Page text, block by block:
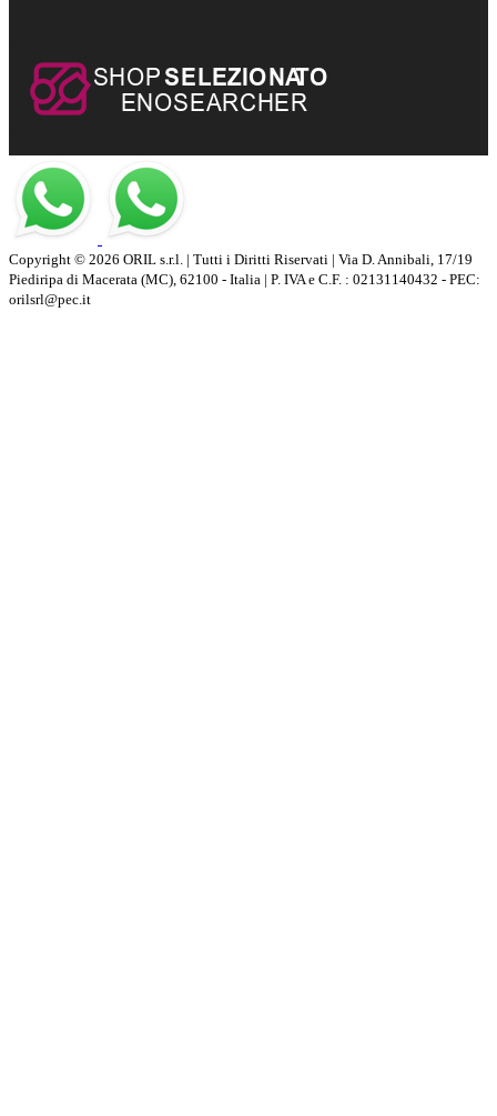
Copyright © 2026 ORIL s.r.l. | Tutti i Diritti Riservati | Via D. Annibali, 17/19
Piediripa di Macerata (MC), 62100 - Italia | P. IVA e C.F. : 02131140432 - PEC:
orilsrl@pec.it